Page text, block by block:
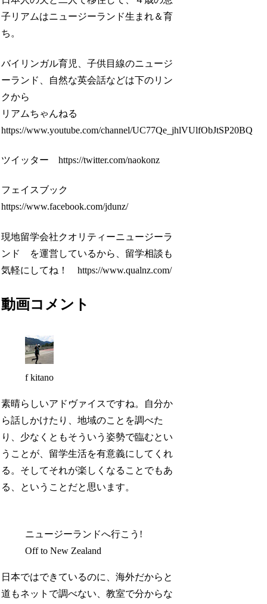
子リアムはニュージーランド生まれ＆育
ち。
バイリンガル育児、子供目線のニュージ
ーランド、自然な英会話などは下のリン
クから
リアムちゃんねる
https://www.youtube.com/channel/UC77Qe_jhlVUlfObJtSP20BQ
ツイッター https://twitter.com/naokonz
フェイスブック
https://www.facebook.com/jdunz/
現地留学会社クオリティーニュージーラ
ンド を運営しているから、留学相談も
気軽にしてね！ https://www.qualnz.com/
動画コメント
f kitano
素晴らしいアドヴァイスですね。自分か
ら話しかけたり、地域のことを調べた
り、少なくともそういう姿勢で臨むとい
うことが、留学生活を有意義にしてくれ
る。そしてそれが楽しくなることでもあ
る、ということだと思います。
ニュージーランドへ行こう!
Off to New Zealand
日本ではできているのに、海外だからと
道もネットで調べない、教室で分からな